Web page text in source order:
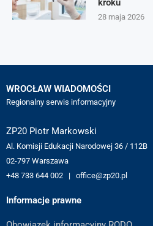
kroku
28 maja 2026
WROCŁAW WIADOMOŚCI
Regionalny serwis informacyjny
ZP20 Piotr Markowski
Al. Komisji Edukacji Narodowej 36 / 112B
02-797 Warszawa
+48 733 644 002 | office@zp20.pl
Informacje prawne